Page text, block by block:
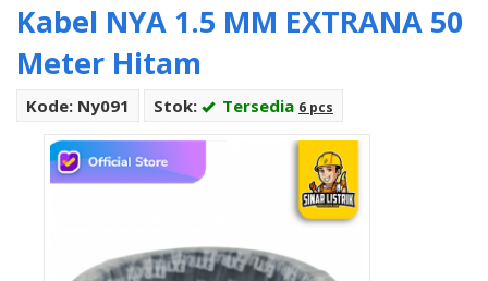
Kabel NYA 1.5 MM EXTRANA 50
Meter Hitam
Kode: Ny091 Stok: Tersedia 6 pcs